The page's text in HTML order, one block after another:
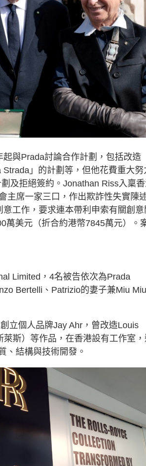
與Prada討論合作計劃，包括改造
」的計劃等，但他花費重大努
及拒絕簽約。Jonathan Riss入稟
主席一家三口，作出欺詐性失實陳
工作，要求連本帶利申索有關創意
萬美元（折合約港幣7845萬元）。
Limited，4名被告依次為Prada
Bertelli、Patrizio的妻子兼Miu Miu
立個人品牌Jay Ahr，曾改造Louis
斯）等作品，在香港設有工作室，
、結構與技術開發。